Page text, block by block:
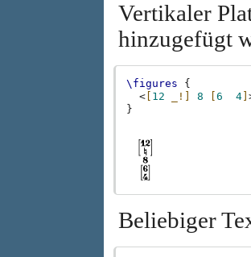
Vertikaler
hinzugefügt
\figures
{
< [ 12 _!] 8 [6 4]
}
Beliebiger